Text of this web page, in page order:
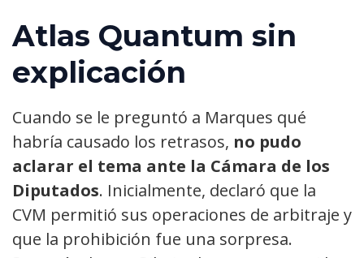
Atlas Quantum sin
explicación
Cuando se le preguntó a Marques qué
habría causado los retrasos, no pudo
aclarar el tema ante la Cámara de los
Diputados. Inicialmente, declaró que la
CVM permitió sus operaciones de arbitraje y
que la prohibición fue una sorpresa.